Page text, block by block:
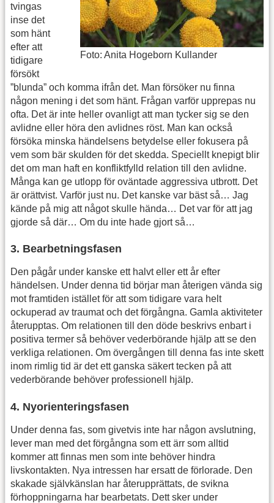
Foto: Anita Hogeborn Kullander
tvingas
inse det
som hänt
efter att
tidigare
försökt
”blunda” och komma ifrån det. Man försöker nu finna
någon mening i det som hänt. Frågan varför upprepas nu
ofta. Det är inte heller ovanligt att man tycker sig se den
avlidne eller höra den avlidnes röst. Man kan också
försöka minska händelsens betydelse eller fokusera på
vem som bär skulden för det skedda. Speciellt knepigt blir
det om man haft en konfliktfylld relation till den avlidne.
Många kan ge utlopp för oväntade aggressiva utbrott. Det
är orättvist. Varför just nu. Det kanske var bäst så… Jag
kände på mig att något skulle hända… Det var för att jag
gjorde så där… Om du inte hade gjort så…
3. Bearbetningsfasen
Den pågår under kanske ett halvt eller ett år efter
händelsen. Under denna tid börjar man återigen vända sig
mot framtiden istället för att som tidigare vara helt
ockuperad av traumat och det förgångna. Gamla aktiviteter
återupptas. Om relationen till den döde beskrivs enbart i
positiva termer så behöver vederbörande hjälp att se den
verkliga relationen. Om övergången till denna fas inte skett
inom rimlig tid är det ett ganska säkert tecken på att
vederbörande behöver professionell hjälp.
4. Nyorienteringsfasen
Under denna fas, som givetvis inte har någon avslutning,
lever man med det förgångna som ett ärr som alltid
kommer att finnas men som inte behöver hindra
livskontakten. Nya intressen har ersatt de förlorade. Den
skakade självkänslan har återupprättats, de svikna
förhoppningarna har bearbetats. Dett sker under